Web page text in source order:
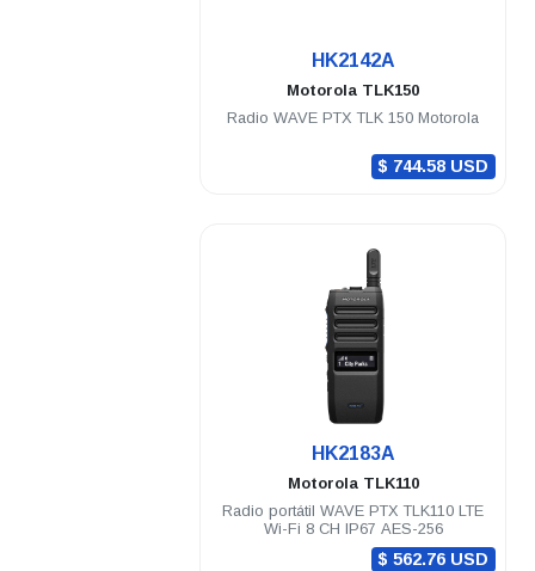
HK2142A
Motorola TLK150
Radio WAVE PTX TLK 150 Motorola
$ 744.58 USD
HK2183A
Motorola TLK110
Radio portátil WAVE PTX TLK110 LTE
Wi-Fi 8 CH IP67 AES-256
$ 562.76 USD